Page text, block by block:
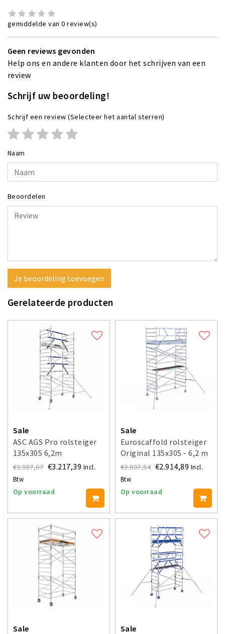
gemiddelde van 0 review(s)
Geen reviews gevonden
Help ons en andere klanten door het schrijven van een
review
Schrijf uw beoordeling!
Schrijf een review (Selecteer het aantal sterren)
Naam
Beoordelen
Je beoordeling toevoegen
Gerelateerde producten
Sale
ASC AGS Pro rolsteiger
135x305 6,2m
werkhoogte
voorloopleuning enkel
€3.987,07 €3.217,39 Incl.
Btw
Op voorraad
Sale
Euroscaffold rolsteiger
Original 135x305 - 6,2 m
werkhoogte
€3.607,54 €2.914,89 Incl.
Btw
Op voorraad
Sale
Sale